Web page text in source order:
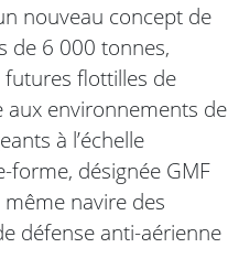
nouveau concept de
de 6 000 tonnes,
flottilles de
aux environnements de
à l’échelle
forme, désignée GMF
navire des
défense anti-aérienne